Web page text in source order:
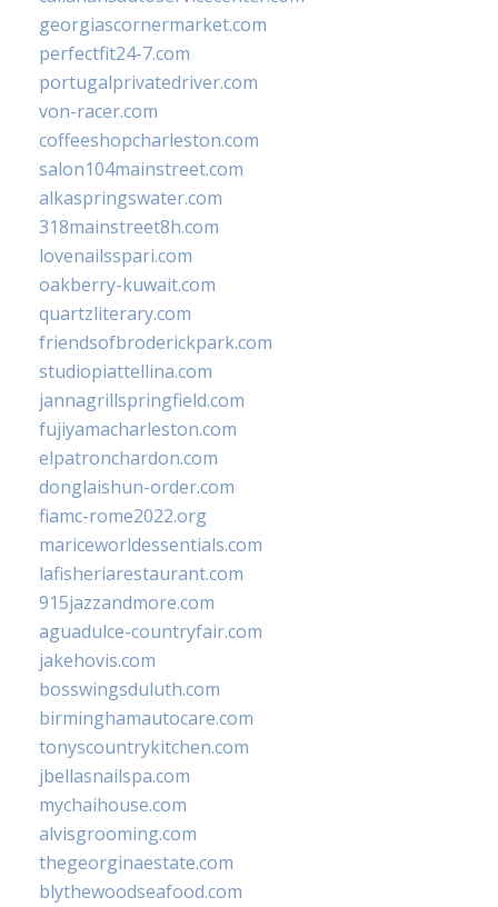
georgiascornermarket.com
perfectfit24-7.com
portugalprivatedriver.com
von-racer.com
coffeeshopcharleston.com
salon104mainstreet.com
alkaspringswater.com
318mainstreet8h.com
lovenailsspari.com
oakberry-kuwait.com
quartzliterary.com
friendsofbroderickpark.com
studiopiattellina.com
jannagrillspringfield.com
fujiyamacharleston.com
elpatronchardon.com
donglaishun-order.com
fiamc-rome2022.org
mariceworldessentials.com
lafisheriarestaurant.com
915jazzandmore.com
aguadulce-countryfair.com
jakehovis.com
bosswingsduluth.com
birminghamautocare.com
tonyscountrykitchen.com
jbellasnailspa.com
mychaihouse.com
alvisgrooming.com
thegeorginaestate.com
blythewoodseafood.com